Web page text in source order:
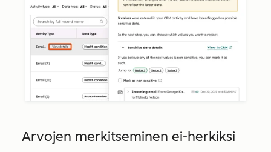
Arvojen merkitseminen ei-herkiksi